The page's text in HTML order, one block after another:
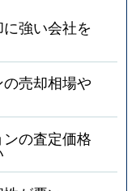
強い会社を
売却相場や
の査定価格